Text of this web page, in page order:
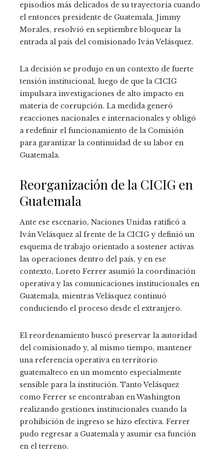
episodios más delicados de su trayectoria cuando
el entonces presidente de Guatemala, Jimmy
Morales, resolvió en septiembre bloquear la
entrada al país del comisionado Iván Velásquez.
La decisión se produjo en un contexto de fuerte
tensión institucional, luego de que la CICIG
impulsara investigaciones de alto impacto en
materia de corrupción. La medida generó
reacciones nacionales e internacionales y obligó
a redefinir el funcionamiento de la Comisión
para garantizar la continuidad de su labor en
Guatemala.
Reorganización de la CICIG en
Guatemala
Ante ese escenario, Naciones Unidas ratificó a
Iván Velásquez al frente de la CICIG y definió un
esquema de trabajo orientado a sostener activas
las operaciones dentro del país, y en ese
contexto, Loreto Ferrer asumió la coordinación
operativa y las comunicaciones institucionales en
Guatemala, mientras Velásquez continuó
conduciendo el proceso desde el extranjero.
El reordenamiento buscó preservar la autoridad
del comisionado y, al mismo tiempo, mantener
una referencia operativa en territorio
guatemalteco en un momento especialmente
sensible para la institución. Tanto Velásquez
como Ferrer se encontraban en Washington
realizando gestiones institucionales cuando la
prohibición de ingreso se hizo efectiva. Ferrer
pudo regresar a Guatemala y asumir esa función
en el terreno.